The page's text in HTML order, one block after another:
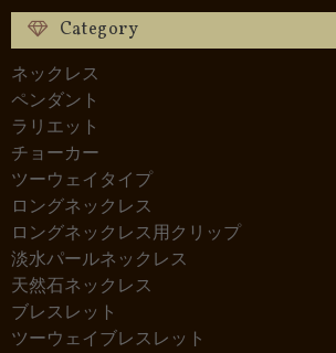
Category
ネックレス
ペンダント
ラリエット
チョーカー
ツーウェイタイプ
ロングネックレス
ロングネックレス用クリップ
淡水パールネックレス
天然石ネックレス
ブレスレット
ツーウェイブレスレット